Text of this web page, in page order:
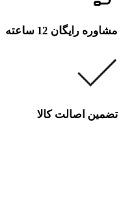
مشاوره رایگان 12 ساعته
تضمین اصالت کالا